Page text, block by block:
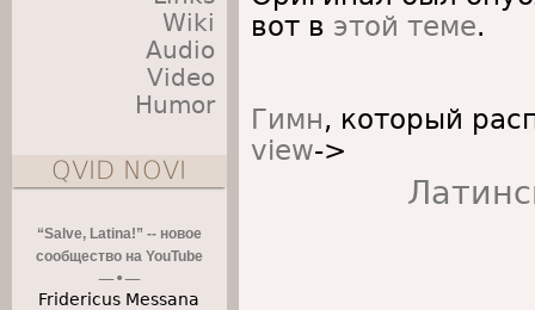
вот в этой теме.
Гимн, который
view->
Wiki
Audio
Video
Humor
QVID NOVI
“Salve, Latina!” -- новое
сообщество на YouTube
Fridericus Messana